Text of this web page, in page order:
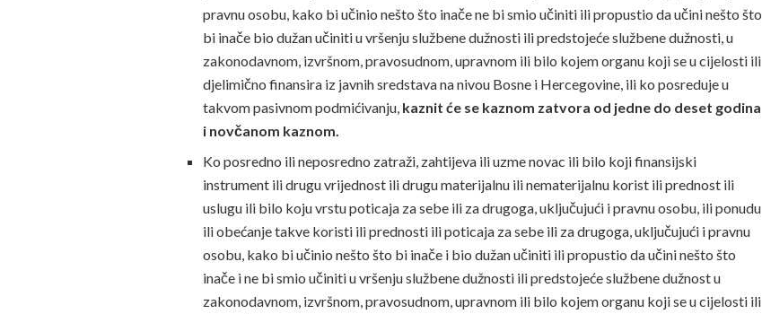
pravnu osobu, kako bi učinio nešto što inače ne bi smio učiniti ili propustio da učini nešto što
bi inače bio dužan učiniti u vršenju službene dužnosti ili predstojeće službene dužnosti, u
zakonodavnom, izvršnom, pravosudnom, upravnom ili bilo kojem organu koji se u cijelosti ili
djelimično finansira iz javnih sredstava na nivou Bosne i Hercegovine, ili ko posreduje u
takvom pasivnom podmićivanju, kaznit će se kaznom zatvora od jedne do deset godina
i novčanom kaznom.
Ko posredno ili neposredno zatraži, zahtijeva ili uzme novac ili bilo koji finansijski
instrument ili drugu vrijednost ili drugu materijalnu ili nematerijalnu korist ili prednost ili
uslugu ili bilo koju vrstu poticaja za sebe ili za drugoga, uključujući i pravnu osobu, ili ponudu
ili obećanje takve koristi ili prednosti ili poticaja za sebe ili za drugoga, uključujući i pravnu
osobu, kako bi učinio nešto što bi inače i bio dužan učiniti ili propustio da učini nešto što
inače i ne bi smio učiniti u vršenju službene dužnosti ili predstojeće službene dužnost u
zakonodavnom, izvršnom, pravosudnom, upravnom ili bilo kojem organu koji se u cijelosti ili